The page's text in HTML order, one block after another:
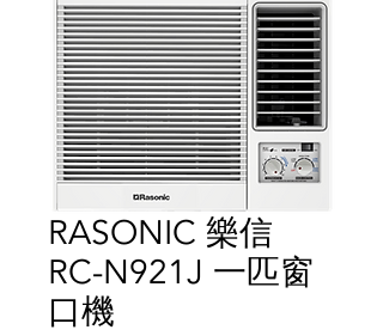
RASONIC 樂信
RC-N921J 一匹窗
口機